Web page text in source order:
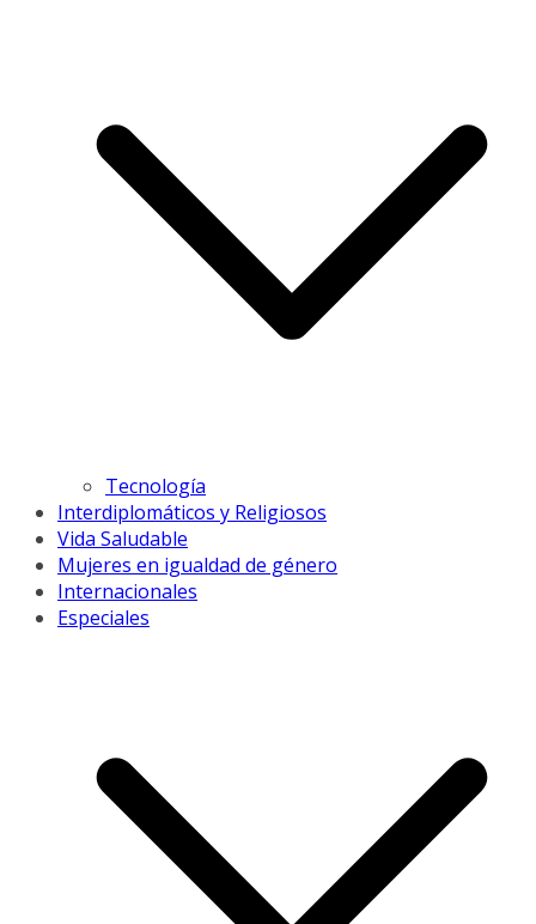
Tecnología
Interdiplomáticos y Religiosos
Vida Saludable
Mujeres en igualdad de género
Internacionales
Especiales